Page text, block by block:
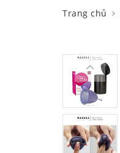
Trang chủ